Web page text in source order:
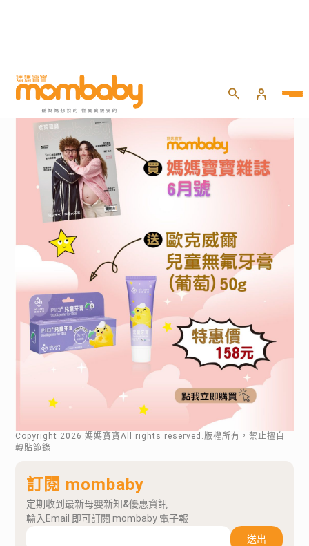
Copyright 2026 .媽媽寶寶All rights reserved.版權所有，禁止擅自
轉貼節錄
訂閱 mombaby
定期收到最新母嬰新知&優惠資訊
輸入Email 即可訂閱 mombaby 電子報
送出